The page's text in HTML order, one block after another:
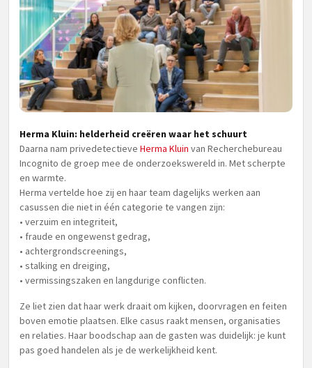
Herma Kluin: helderheid creëren waar het schuurt
Daarna nam privedetectieve Herma Kluin van Recherchebureau
Incognito de groep mee de onderzoekswereld in. Met scherpte
en warmte.
Herma vertelde hoe zij en haar team dagelijks werken aan
casussen die niet in één categorie te vangen zijn:
• verzuim en integriteit,
• fraude en ongewenst gedrag,
• achtergrondscreenings,
• stalking en dreiging,
• vermissingszaken en langdurige conflicten.
Ze liet zien dat haar werk draait om kijken, doorvragen en feiten
boven emotie plaatsen. Elke casus raakt mensen, organisaties
en relaties. Haar boodschap aan de gasten was duidelijk: je kunt
pas goed handelen als je de werkelijkheid kent.